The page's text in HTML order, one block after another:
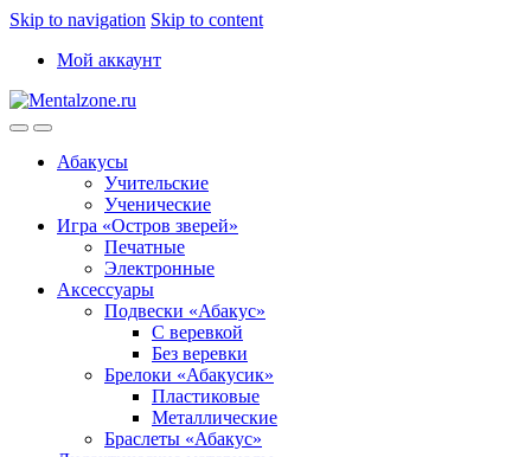
Skip to navigation Skip to content
Мой аккаунт
Абакусы
Учительские
Ученические
Игра «Остров зверей»
Печатные
Электронные
Аксессуары
Подвески «Абакус»
С веревкой
Без веревки
Брелоки «Абакусик»
Пластиковые
Металлические
Браслеты «Абакус»